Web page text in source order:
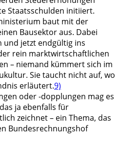
Staatsschulden initiiert.
baut mit der
Bausektor aus. Dabei
und jetzt endgültig ins
rein marktwirtschaftlichen
– niemand kümmert sich im
Sie taucht nicht auf, wo
erläutert.9)
oder -dopplungen mag es
ja ebenfalls für
zeichnet – ein Thema, das
Bundesrechnungshof